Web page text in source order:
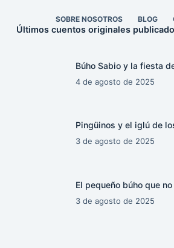
SOBRE NOSOTROS BLOG
Últimos cuentos originales
Búho Sabio y la fiesta
4 de agosto de 2025
Pingüinos y el iglú de
3 de agosto de 2025
El pequeño búho que
3 de agosto de 2025